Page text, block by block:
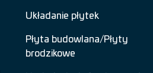
Układanie płytek
Płyta budowlana/Płyty
brodzikowe